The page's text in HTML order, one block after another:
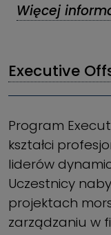
Więcej
Executive
Program
kształci
liderów
Uczestnicy
projektach
zarządzaniu w